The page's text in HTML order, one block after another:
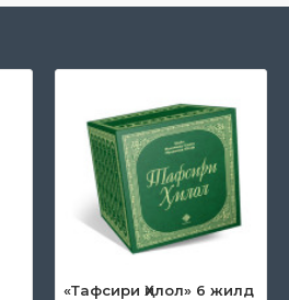
«Тафсири Ҳилол» 6 жилд